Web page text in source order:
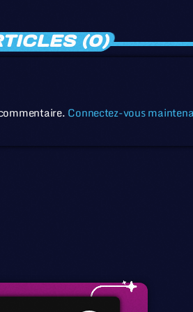
(0)
Connectez-vous